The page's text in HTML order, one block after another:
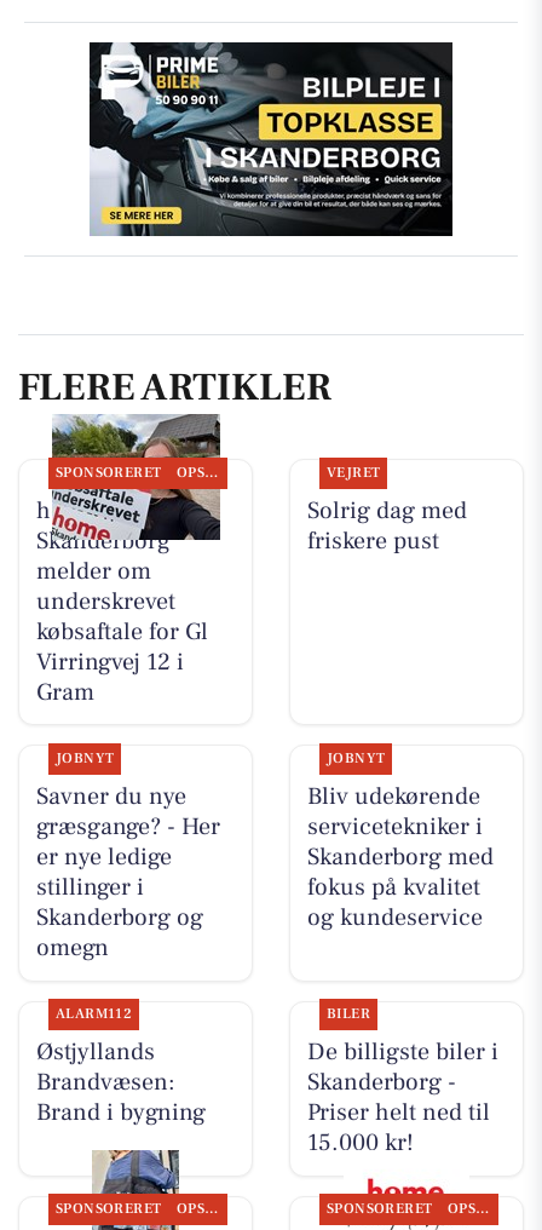
FLERE ARTIKLER
SPONSORERET OPSLAGSTAVLEN
home
Skanderborg
melder om
underskrevet
købsaftale for Gl
Virringvej 12 i
Gram
VEJRET
Solrig dag med
friskere pust
JOBNYT
Savner du nye
græsgange? - Her
er nye ledige
stillinger i
Skanderborg og
omegn
JOBNYT
Bliv udekørende
servicetekniker i
Skanderborg med
fokus på kvalitet
og kundeservice
ALARM112
Østjyllands
Brandvæsen:
Brand i bygning
BILER
De billigste biler i
Skanderborg -
Priser helt ned til
15.000 kr!
SPONSORERET OPSLAGSTAVLEN SPONSORERET OPSLAGSTAVLEN